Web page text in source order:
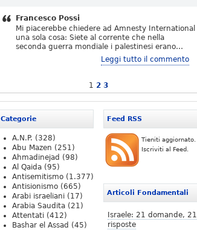
Francesco Possi
Mi piacerebbe chiedere ad Amnesty International
una sola cosa: Siete al corrente che nella
seconda guerra mondiale i palestinesi erano…
Leggi tutto il commento
1 2 3
Feed RSS
Tieniti aggiornato.
Iscriviti al Feed.
Articoli Fondamentali
Israele: 21 domande, 21
risposte
Categorie
A.N.P. (328)
Abu Mazen (251)
Ahmadinejad (98)
Al Qaida (95)
Antisemitismo (1.377)
Antisionismo (665)
Arabi israeliani (17)
Arabia Saudita (21)
Attentati (412)
Bashar el Assad (45)